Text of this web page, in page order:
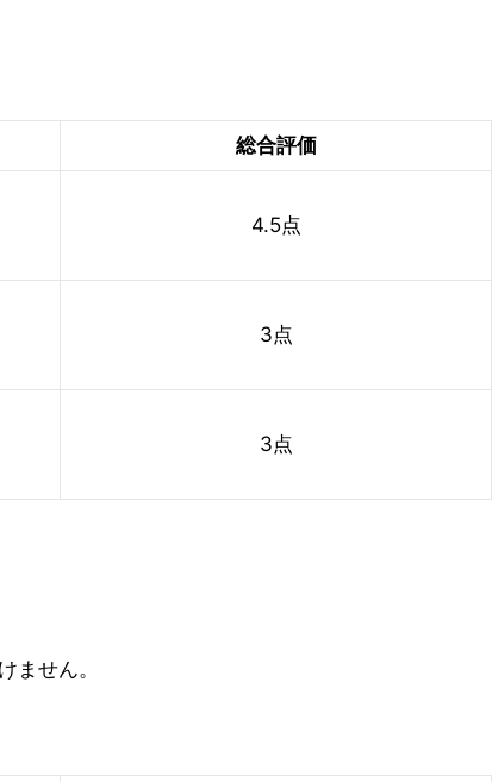
総合評価
4.5点
3点
3点
ません。